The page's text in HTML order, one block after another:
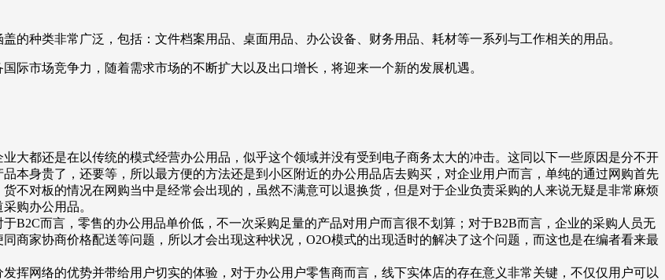
的种类非常广泛，包括：文件档案用品、桌面用品、办公设备、财务用品、耗材等一系列与工作相关的用品。
际市场竞争力，随着需求市场的不断扩大以及出口增长，将迎来一个新的发展机遇。
大都还是在以传统的模式经营办公用品，似乎这个领域并没有受到电子商务太大的冲击。这同以下一些原因是分不开
本身贵了，还要等，所以最方便的方法还是到小区附近的办公用品店去购买，对企业用户而言，单纯的通过网购首先
不对板的情况在网购当中是经常会出现的，虽然不满意可以退换货，但是对于企业负责采购的人来说无疑是非常麻烦
购办公用品。
B2C而言，零售的办公用品单价低，不一次采购足量的产品对用户而言很不划算；对于B2B而言，企业的采购人员无
商家协商价格配送等问题，所以才会出现这种状况，O2O模式的出现适时的解决了这个问题，而这也是在编者看来最
挥网络的优势并带给用户切实的体验，对于办公用户零售商而言，线下实体店的存在意义非常关键，不仅仅用户可以